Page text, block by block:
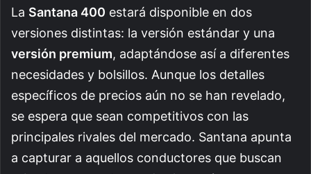
La Santana 400 estará disponible en dos
versiones distintas: la versión estándar y una
versión premium, adaptándose así a diferentes
necesidades y bolsillos. Aunque los detalles
específicos de precios aún no se han revelado,
se espera que sean competitivos con las
principales rivales del mercado. Santana apunta
a capturar a aquellos conductores que buscan